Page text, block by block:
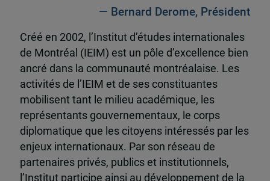
— Bernard Derome, Président
Créé en 2002, l’Institut d’études internationales
de Montréal (IEIM) est un pôle d’excellence bien
ancré dans la communauté montréalaise. Les
activités de l’IEIM et de ses constituantes
mobilisent tant le milieu académique, les
représentants gouvernementaux, le corps
diplomatique que les citoyens intéressés par les
enjeux internationaux. Par son réseau de
partenaires privés, publics et institutionnels,
l’Institut participe ainsi au développement de la